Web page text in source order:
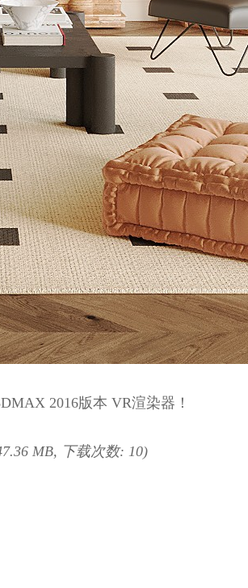
2016版本 VR渲染器！
MB, 下载次数: 10)